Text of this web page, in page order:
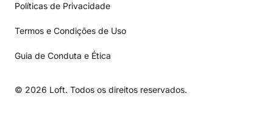
Políticas de Privacidade
Termos e Condições de Uso
Guia de Conduta e Ética
© 2026 Loft. Todos os direitos reservados.